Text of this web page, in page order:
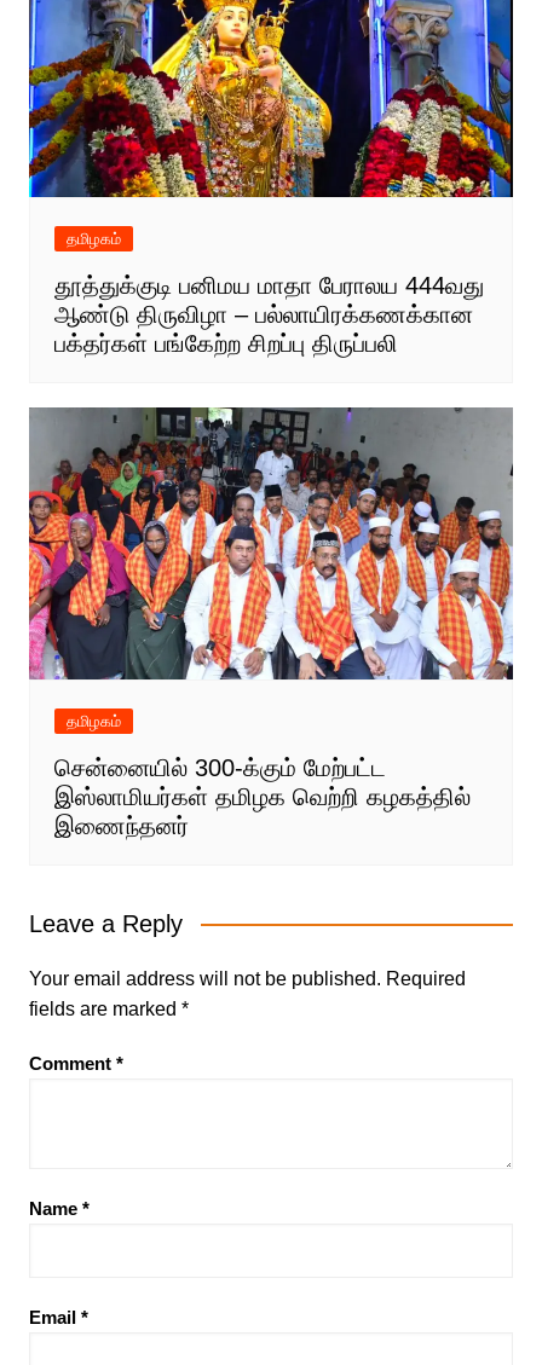
தமிழகம்
தூத்துக்குடி பனிமய மாதா பேராலய 444வது
ஆண்டு திருவிழா – பல்லாயிரக்கணக்கான
பக்தர்கள் பங்கேற்ற சிறப்பு திருப்பலி
தமிழகம்
சென்னையில் 300-க்கும் மேற்பட்ட
இஸ்லாமியர்கள் தமிழக வெற்றி கழகத்தில்
இணைந்தனர்
Leave a Reply
Your email address will not be published. Required
fields are marked *
Comment *
Name *
Email *